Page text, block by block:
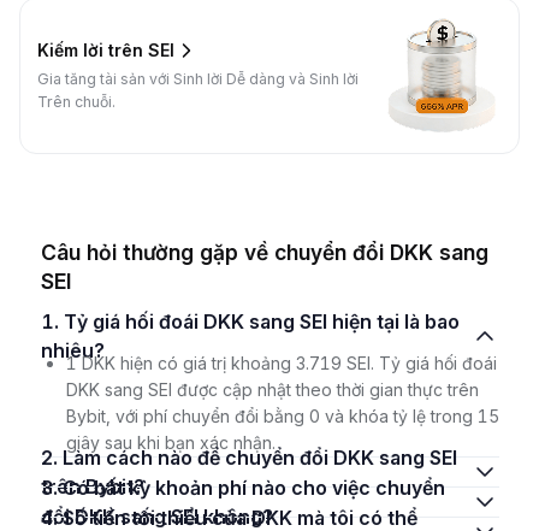
Kiếm lời trên SEI
Gia tăng tài sản với Sinh lời Dễ dàng và Sinh lời
Trên chuỗi.
Câu hỏi thường gặp về chuyển đổi DKK sang
SEI
1. Tỷ giá hối đoái DKK sang SEI hiện tại là bao
nhiêu?
1 DKK hiện có giá trị khoảng 3.719 SEI. Tỷ giá hối đoái
DKK sang SEI được cập nhật theo thời gian thực trên
Bybit, với phí chuyển đổi bằng 0 và khóa tỷ lệ trong 15
giây sau khi bạn xác nhận.
2. Làm cách nào để chuyển đổi DKK sang SEI
trên Bybit?
3. Có bất kỳ khoản phí nào cho việc chuyển
đổi DKK sang SEI không?
4. Số tiền tối thiểu của DKK mà tôi có thể